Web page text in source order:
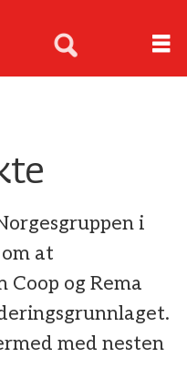
i
at
og Rema
med nesten